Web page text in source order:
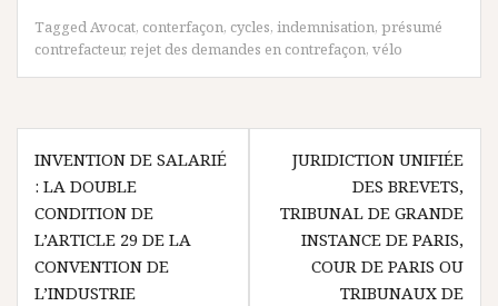
TaggedAvocat, conterfaçon, cycles, indemnisation, présumé
contrefacteur, rejet des demandes en contrefaçon, vélo
Navigation
de
l’article
INVENTION DE SALARIÉ
: LA DOUBLE
CONDITION DE
L’ARTICLE 29 DE LA
CONVENTION DE
L’INDUSTRIE
JURIDICTION UNIFIÉE
DES BREVETS,
TRIBUNAL DE GRANDE
INSTANCE DE PARIS,
COUR DE PARIS OU
TRIBUNAUX DE